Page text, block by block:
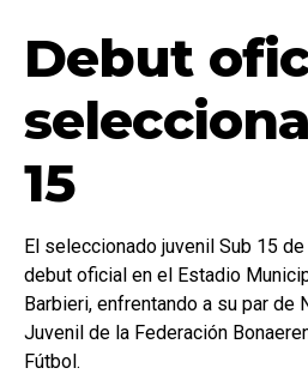
Debut
15
El seleccionado juvenil Sub 15
debut oficial en el Estadio
Barbieri, enfrentando a su par de
Juvenil de la Federación
Fútbol.